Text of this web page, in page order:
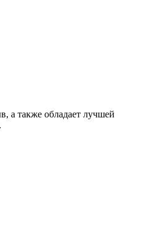
а также обладает лучшей